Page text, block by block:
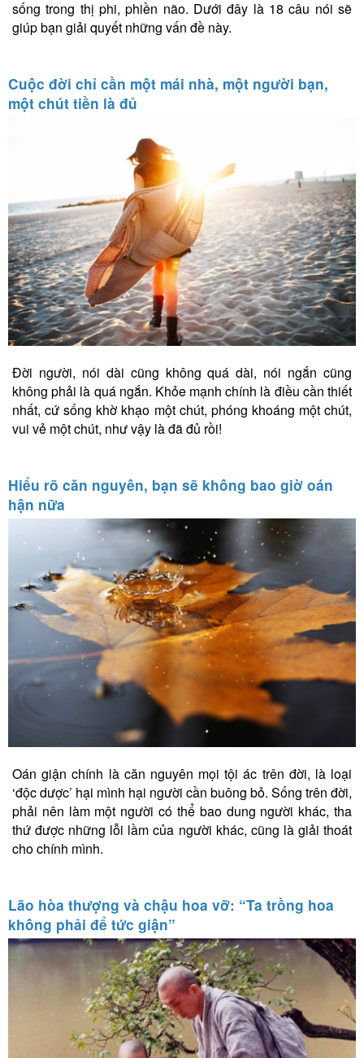
sống trong thị phi, phiền não. Dưới đây là 18 câu nói sẽ
giúp bạn giải quyết những vấn đề này.
Cuộc đời chỉ cần một mái nhà, một người bạn,
một chút tiền là đủ
Đời người, nói dài cũng không quá dài, nói ngắn cũng
không phải là quá ngắn. Khỏe mạnh chính là điều cần thiết
nhất, cứ sống khờ khạo một chút, phóng khoáng một chút,
vui vẻ một chút, như vậy là đã đủ rồi!
Hiểu rõ căn nguyên, bạn sẽ không bao giờ oán
hận nữa
Oán giận chính là căn nguyên mọi tội ác trên đời, là loại
‘độc dược’ hại mình hại người cần buông bỏ. Sống trên đời,
phải nên làm một người có thể bao dung người khác, tha
thứ được những lỗi lầm của người khác, cũng là giải thoát
cho chính mình.
Lão hòa thượng và chậu hoa vỡ: “Ta trồng hoa
không phải để tức giận”